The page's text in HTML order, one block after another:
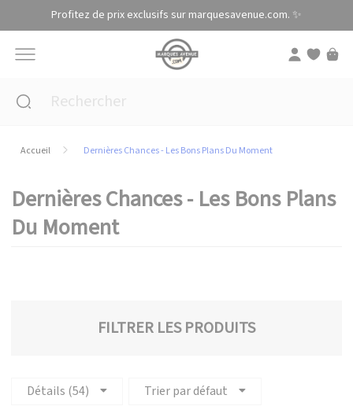
Profitez de prix exclusifs sur marquesavenue.com. ✨
Accueil Dernières Chances - Les Bons Plans Du Moment
Dernières Chances - Les Bons Plans
Du Moment
FILTRER LES PRODUITS
Détails (54) Trier par défaut
Panneau de gestion des cookies